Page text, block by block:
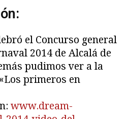
el Concurso general
2014 de Alcalá de
pudimos ver a la
primeros en
www.dream-